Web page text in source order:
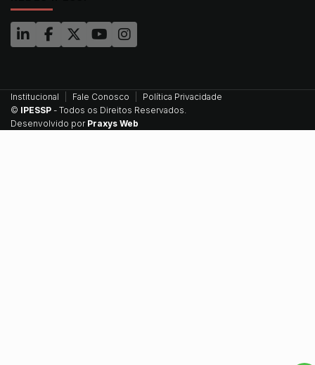
Institucional Fale Conosco
Política Privacidade
© IPESSP - Todos os Direitos Reservados.
Desenvolvido por Praxys Web